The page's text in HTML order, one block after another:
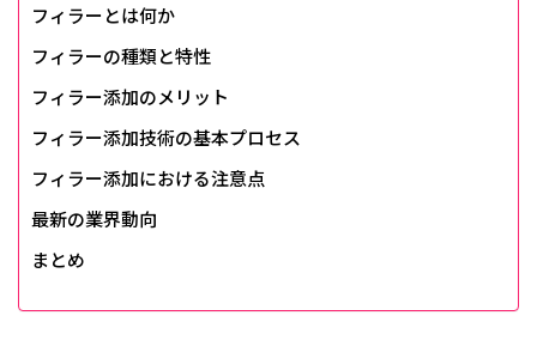
フィラーとは何か
フィラーの種類と特性
フィラー添加のメリット
フィラー添加技術の基本プロセス
フィラー添加における注意点
最新の業界動向
まとめ